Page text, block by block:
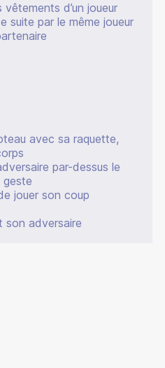
d’un joueur
suite par le même joueur
avec sa raquette,
par-dessus le
geste
jouer son coup
son adversaire